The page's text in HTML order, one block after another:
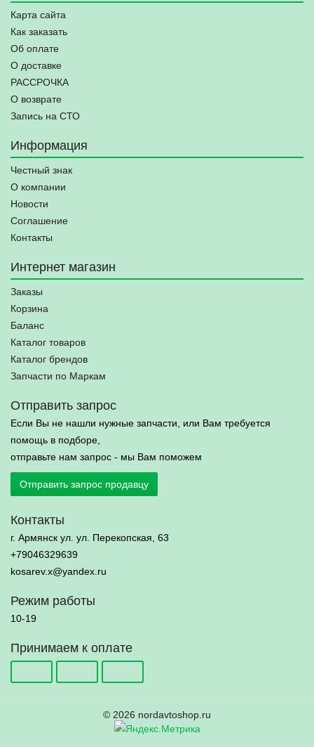
Карта сайта
Как заказать
Об оплате
О доставке
РАССРОЧКА
О возврате
Запись на СТО
Информация
Честный знак
О компании
Новости
Соглашение
Контакты
Интернет магазин
Заказы
Корзина
Баланс
Каталог товаров
Каталог брендов
Запчасти по Маркам
Отправить запрос
Если Вы не нашли нужные запчасти, или Вам требуется
помощь в подборе,
отправьте нам запрос - мы Вам поможем
Отправить запрос продавцу
Контакты
г. Армянск ул. ул. Перекопская, 63
+79046329639
kosarev.x@yandex.ru
Режим работы
10-19
Принимаем к оплате
© 2026 nordavtoshop.ru